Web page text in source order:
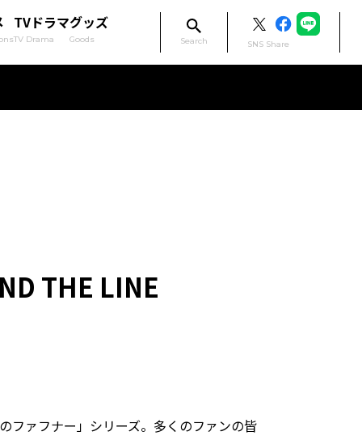
TVドラマ
TV Drama
グッズ
Goods Search SNS Share
THE LINE
ファフナー」シリーズ。多くのファンの皆